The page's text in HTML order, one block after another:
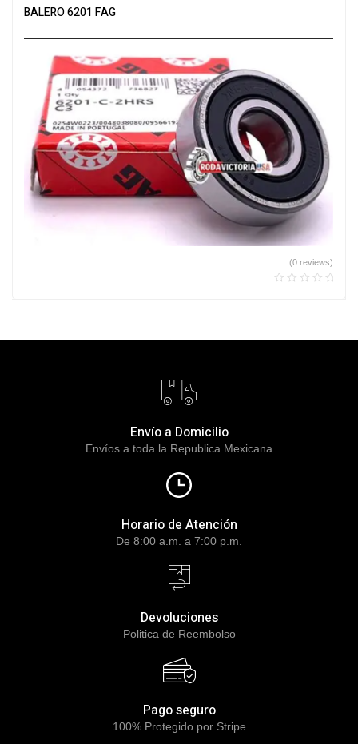
BALERO 6201 FAG
(0 reviews)
Envío a Domicilio
Envíos a toda la Republica Mexicana
Horario de Atención
De 8:00 a.m. a 7:00 p.m.
Devoluciones
Politica de Reembolso
Pago seguro
100% Protegido por Stripe